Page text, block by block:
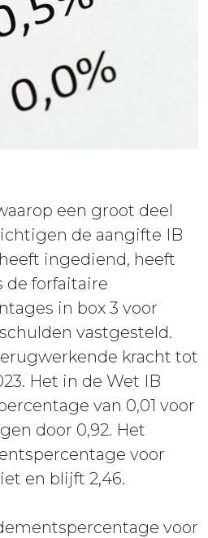
een groot deel
de aangifte IB
ingediend, heeft
de forfaitaire
in box 3 voor
vastgesteld.
kracht tot
Het in de Wet IB
van 0,01 voor
door 0,92. Het
voor
en blijft 2,46.
voor